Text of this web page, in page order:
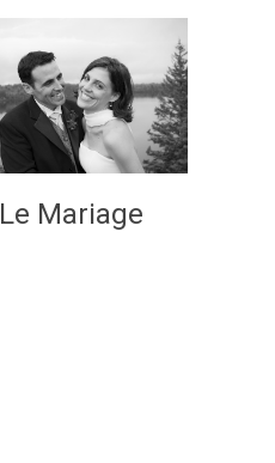
Le Mariage